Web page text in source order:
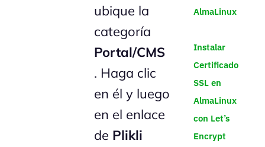
ubique la
categoría
Portal/CMS
. Haga clic
en él y luego
en el enlace
de Plikli
AlmaLinux
Instalar
Certificado
SSL en
AlmaLinux
con Let’s
Encrypt